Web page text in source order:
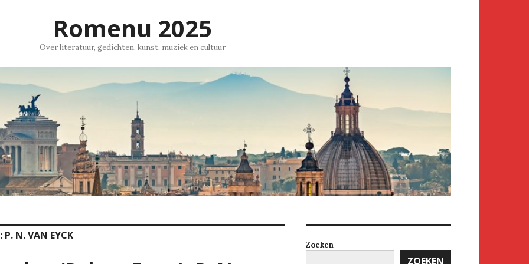
Romenu 2025
Over literatuur, gedichten, kunst, muziek en cultuur
P. N. VAN EYCK
Zoeken
ZOEKEN